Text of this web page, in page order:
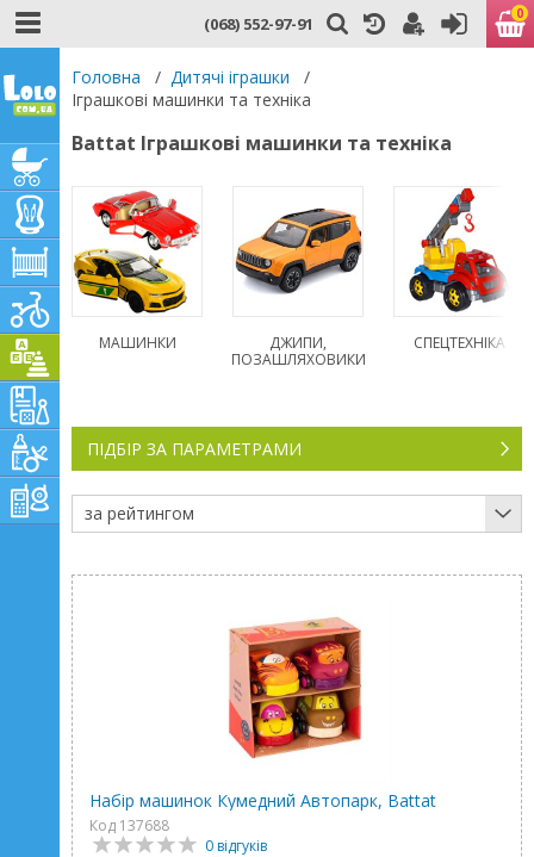
(068) 552-97-91 0
Головна / Дитячі іграшки
/
Іграшкові машинки та техніка
Battat Іграшкові машинки та техніка
МАШИНКИ
ДЖИПИ,
ПОЗАШЛЯХОВИКИ
СПЕЦТЕХНІКА
ПІДБІР ЗА ПАРАМЕТРАМИ
за рейтингом
Набір машинок Кумедний Автопарк, Battat
Код 137688
0 відгуків